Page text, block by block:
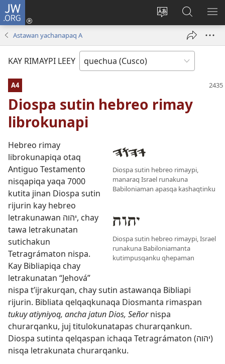
JW.ORG
Direccionpi
Sutiykiwan
jaykuy
nueva
JW.ORG
nisqapi
maskhay
Astawan yachanapaq A
KAY RIMAYPI LEEY
A4
Diospa sutin hebreo rimay
librokunapi
Diospa sutin hebreo rimaypi,
manaraq Israel runakuna
Babiloniaman apasqa kashaqtinku
Diospa sutin hebreo rimaypi, Israel
runakuna Babiloniamanta
kutimpusqanku qhepaman
Hebreo rimay
librokunapiqa otaq
Antiguo Testamento
nisqapiqa yaqa 7000
kutita jinan Diospa sutin
rijurin kay hebreo
letrakunawan יהוה, chay
tawa letrakunatan
sutichakun
Tetragrámaton nispa.
Kay Bibliapiqa chay
letrakunatan “Jehová”
nispa t’ijrakurqan, chay sutin astawanqa Bibliapi
rijurin. Bibliata qelqaqkunaqa Diosmanta rimaspan
tukuy atiyniyoq, ancha jatun Dios, Señornispa
churarqanku, juj titulokunatapas churarqankun.
Diospa sutinta qelqaspan ichaqa Tetragrámaton (יהוה)
nisqa letrakunata churarqanku.